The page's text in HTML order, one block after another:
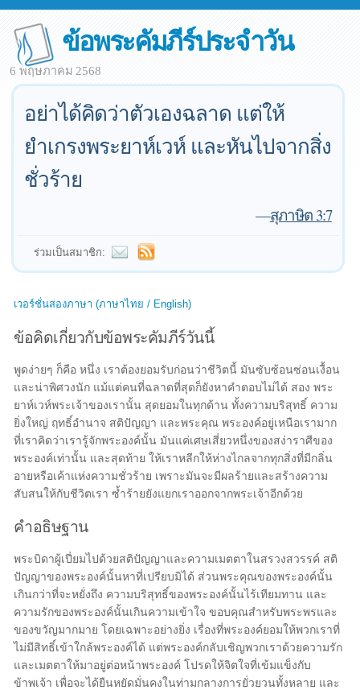
ข้อพระคัมภีร์ประจำวัน
6 พฤษภาคม 2568
อย่าได้คิดว่าตัวเองฉลาด แต่ให้
ยำเกรงพระยาห์เวห์ และหันไปจากสิ่ง
ชั่วร้าย
—สุภาษิต 3:7
ร่วมเป็นสมาชิก:
เวอร์ชั่นสองภาษา (ภาษาไทย / English)
ข้อคิดเกี่ยวกับข้อพระคัมภีร์วันนี้
พูดง่ายๆ ก็คือ หนึ่ง เราต้องยอมรับก่อนว่าชีวิตนี้ มันซับซ้อนซ่อนเงื้อน
และน่าพิศวงนัก แม้แต่คนที่ฉลาดที่สุดก็ยังหาคำตอบไม่ได้ สอง พระ
ยาห์เวห์พระเจ้าของเรานั้น สุดยอมในทุกด้าน ทั้งความบริสุทธิ์ ความ
ยิ่งใหญ่ ฤทธิ์อำนาจ สติปัญญา และพระคุณ พระองค์อยู่เหนือเรามาก
ที่เราคิดว่าเรารู้จักพระองค์นั้น มันแค่เศษเสี่ยวหนึ่งของสง่าราศีของ
พระองค์เท่านั้น และสุดท้าย ให้เราหลีกให้ห่างไกลจากทุกสิ่งที่มีกลิ่น
อายหรือเค้าแห่งความชั่วร้าย เพราะมันจะมีผลร้ายและสร้างความ
สับสนให้กับชีวิตเรา ซ้ำร้ายยังแยกเราออกจากพระเจ้าอีกด้วย
คำอธิษฐาน
พระบิดาผู้เปี่ยมไปด้วยสติปัญญาและความเมตตาในสรวงสวรรค์ สติ
ปัญญาของพระองค์นั้นหาที่เปรียบมิได้ ส่วนพระคุณของพระองค์นั้น
เกินกว่าที่จะหยั่งถึง ความบริสุทธิ์ของพระองค์นั้นไร้เทียมทาน และ
ความรักของพระองค์นั้นเกินความเข้าใจ ขอบคุณสำหรับพระพรและ
ของขวัญมากมาย โดยเฉพาะอย่างยิ่ง เรื่องที่พระองค์ยอมให้พวกเราที่
ไม่มีสิทธิ์เข้าใกล้พระองค์ได้ แต่พระองค์กลับเชิญพวกเราด้วยความรัก
และเมตตาให้มาอยู่ต่อหน้าพระองค์ โปรดให้จิตใจที่เข้มแข็งกับ
ข้าพเจ้า เพื่อจะได้ยืนหยัดมั่นคงในท่ามกลางการยั่วยวนทั้งหลาย และ